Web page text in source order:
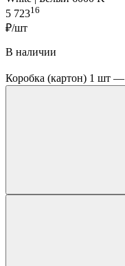
5 72316
₽/шт
В наличии
Коробка (картон) 1 шт —